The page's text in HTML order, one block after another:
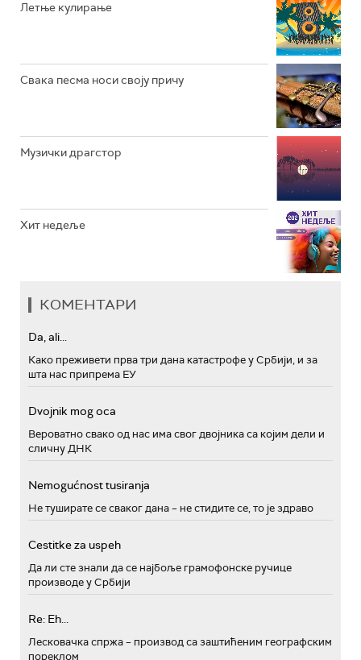
Летње кулирање
Свака песма носи своју причу
Музички драгстор
Хит недеље
КОМЕНТАРИ
Da, ali...
Како преживети прва три дана катастрофе у Србији, и за
шта нас припрема ЕУ
Dvojnik mog oca
Вероватно свако од нас има свог двојника са којим дели и
сличну ДНК
Nemogućnost tusiranja
Не туширате се сваког дана – не стидите се, то је здраво
Cestitke za uspeh
Да ли сте знали да се најбоље грамофонске ручице
производе у Србији
Re: Eh...
Лесковачка спржа – производ са заштићеним географским
пореклом